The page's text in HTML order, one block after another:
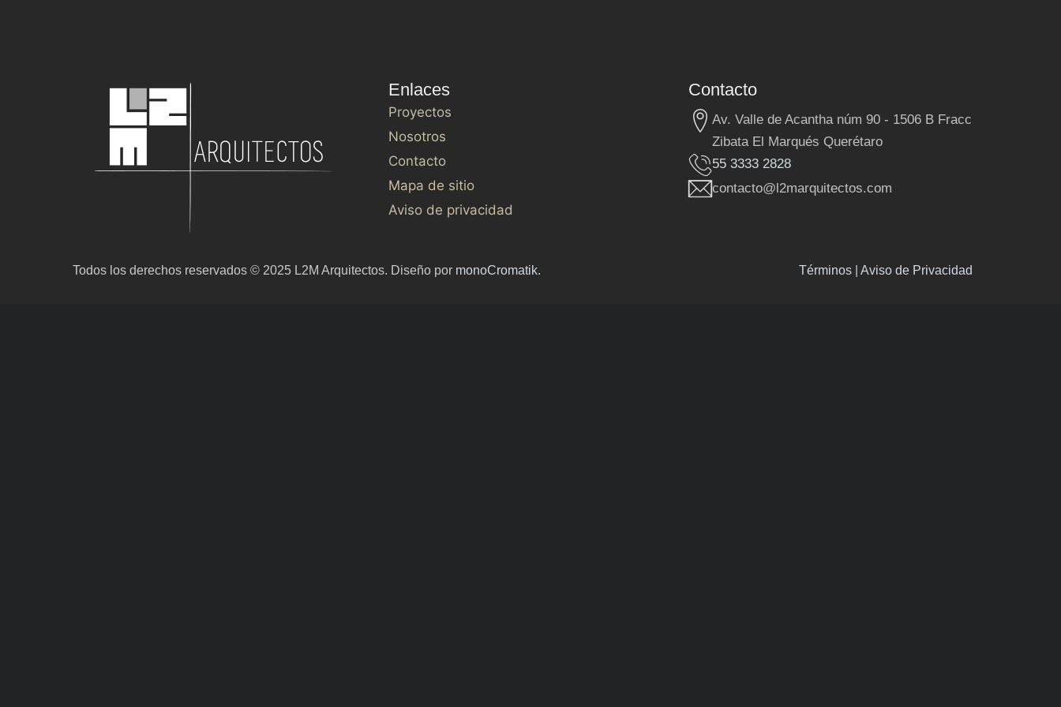
Enlaces
Proyectos
Nosotros
Contacto
Mapa de sitio
Aviso de privacidad
Contacto
Av. Valle de Acantha núm 90 - 1506 B Fracc
Zibata El Marqués Querétaro
55 3333 2828
contacto@l2marquitectos.com
Todos los derechos reservados © 2025 L2M Arquitectos. Diseño por monoCromatik. Términos Aviso de Privacidad